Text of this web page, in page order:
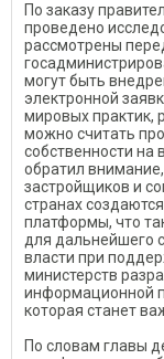
По заказу
проведено
рассмотрены
могут быть
электронной
мировых практик,
можно считать
собственности на
обратил
застройщиков и
странах
платформы, что
для дальнейшего
власти при
министерств
информационной
которая станет
По словам главы